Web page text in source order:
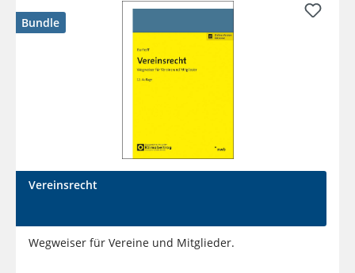
Bundle
Vereinsrecht
Wegweiser für Vereine und Mitglieder.